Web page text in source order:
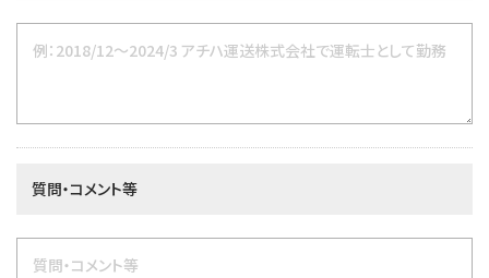
質問・コメント等